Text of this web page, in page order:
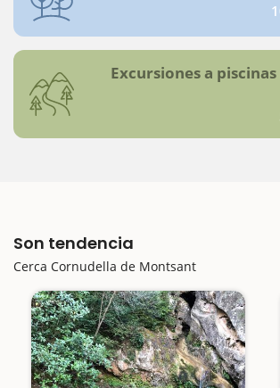
Excursiones a
Son tendencia
Cerca Cornudella de Montsant